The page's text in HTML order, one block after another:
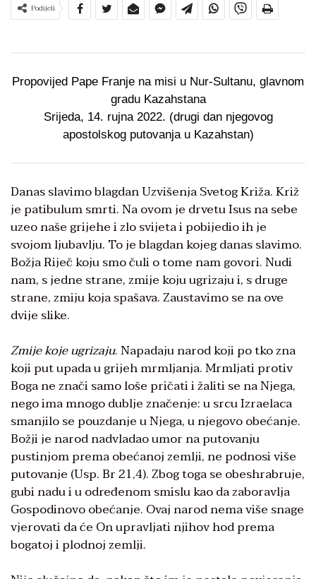
Podijeli
Propovijed Pape Franje na misi u Nur-Sultanu, glavnom
gradu Kazahstana
Srijeda, 14. rujna 2022. (drugi dan njegovog
apostolskog putovanja u Kazahstan)
Danas slavimo blagdan Uzvišenja Svetog Križa. Križ
je patibulum smrti. Na ovom je drvetu Isus na sebe
uzeo naše grijehe i zlo svijeta i pobijedio ih je
svojom ljubavlju. To je blagdan kojeg danas slavimo.
Božja Riječ koju smo čuli o tome nam govori. Nudi
nam, s jedne strane, zmije koju ugrizaju i, s druge
strane, zmiju koja spašava. Zaustavimo se na ove
dvije slike.
Zmije koje ugrizaju. Napadaju narod koji po tko zna
koji put upada u grijeh mrmljanja. Mrmljati protiv
Boga ne znači samo loše pričati i žaliti se na Njega,
nego ima mnogo dublje značenje: u srcu Izraelaca
smanjilo se pouzdanje u Njega, u njegovo obećanje.
Božji je narod nadvladao umor na putovanju
pustinjom prema obećanoj zemlji, ne podnosi više
putovanje (Usp. Br 21,4). Zbog toga se obeshrabruje,
gubi nadu i u određenom smislu kao da zaboravlja
Gospodinovo obećanje. Ovaj narod nema više snage
vjerovati da će On upravljati njihov hod prema
bogatoj i plodnoj zemlji.